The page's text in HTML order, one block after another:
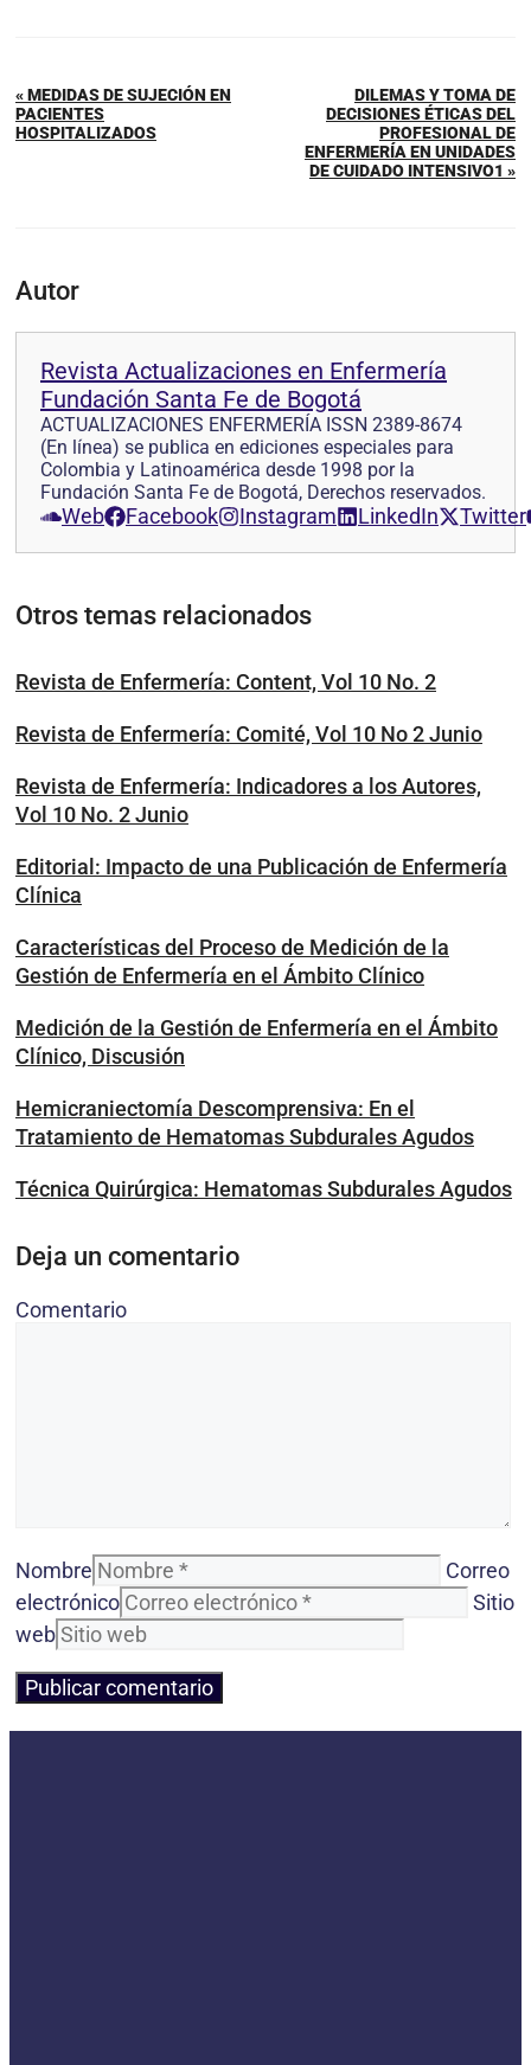
« MEDIDAS DE SUJECIÓN EN
PACIENTES
HOSPITALIZADOS
DILEMAS Y TOMA DE
DECISIONES ÉTICAS DEL
PROFESIONAL DE
ENFERMERÍA EN UNIDADES
DE CUIDADO INTENSIVO1 »
Autor
Revista Actualizaciones en Enfermería
Fundación Santa Fe de Bogotá
ACTUALIZACIONES ENFERMERÍA ISSN 2389-8674
(En línea) se publica en ediciones especiales para
Colombia y Latinoamérica desde 1998 por la
Fundación Santa Fe de Bogotá, Derechos reservados.
Web Facebook Instagram LinkedIn Twitter
Otros temas relacionados
Revista de Enfermería: Content, Vol 10 No. 2
Revista de Enfermería: Comité, Vol 10 No 2 Junio
Revista de Enfermería: Indicadores a los Autores,
Vol 10 No. 2 Junio
Editorial: Impacto de una Publicación de Enfermería
Clínica
Características del Proceso de Medición de la
Gestión de Enfermería en el Ámbito Clínico
Medición de la Gestión de Enfermería en el Ámbito
Clínico, Discusión
Hemicraniectomía Descomprensiva: En el
Tratamiento de Hematomas Subdurales Agudos
Técnica Quirúrgica: Hematomas Subdurales Agudos
Deja un comentario
Comentario
Nombre
Correo
electrónico
Sitio
web